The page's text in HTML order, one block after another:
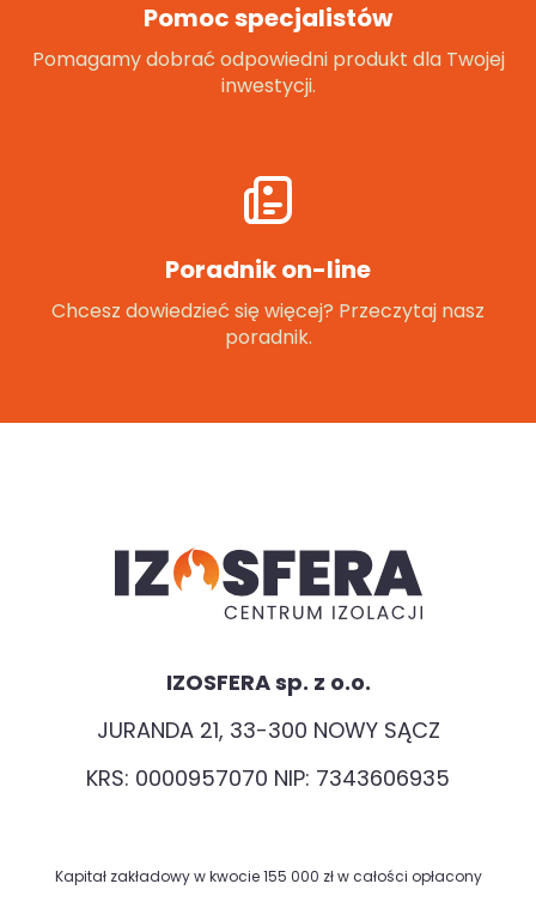
Pomoc specjalistów
Pomagamy dobrać odpowiedni produkt dla Twojej
inwestycji.
Poradnik on-line
Chcesz dowiedzieć się więcej? Przeczytaj nasz
poradnik.
IZOSFERA sp. z o.o.
JURANDA 21, 33-300 NOWY SĄCZ
KRS: 0000957070 NIP: 7343606935
Kapitał zakładowy w kwocie 155 000 zł w całości opłacony